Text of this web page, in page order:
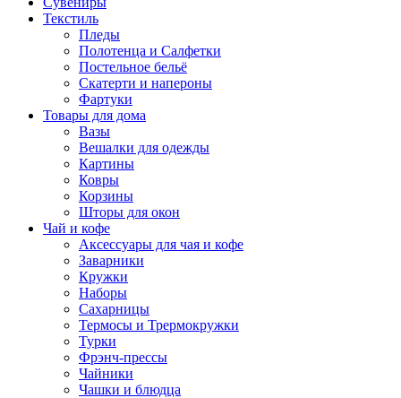
Текстиль
Пледы
Полотенца и Салфетки
Постельное бельё
Скатерти и напероны
Фартуки
Товары для дома
Вазы
Вешалки для одежды
Картины
Ковры
Корзины
Шторы для окон
Чай и кофе
Аксессуары для чая и кофе
Заварники
Кружки
Наборы
Сахарницы
Термосы и Трермокружки
Турки
Фрэнч-прессы
Чайники
Чашки и блюдца